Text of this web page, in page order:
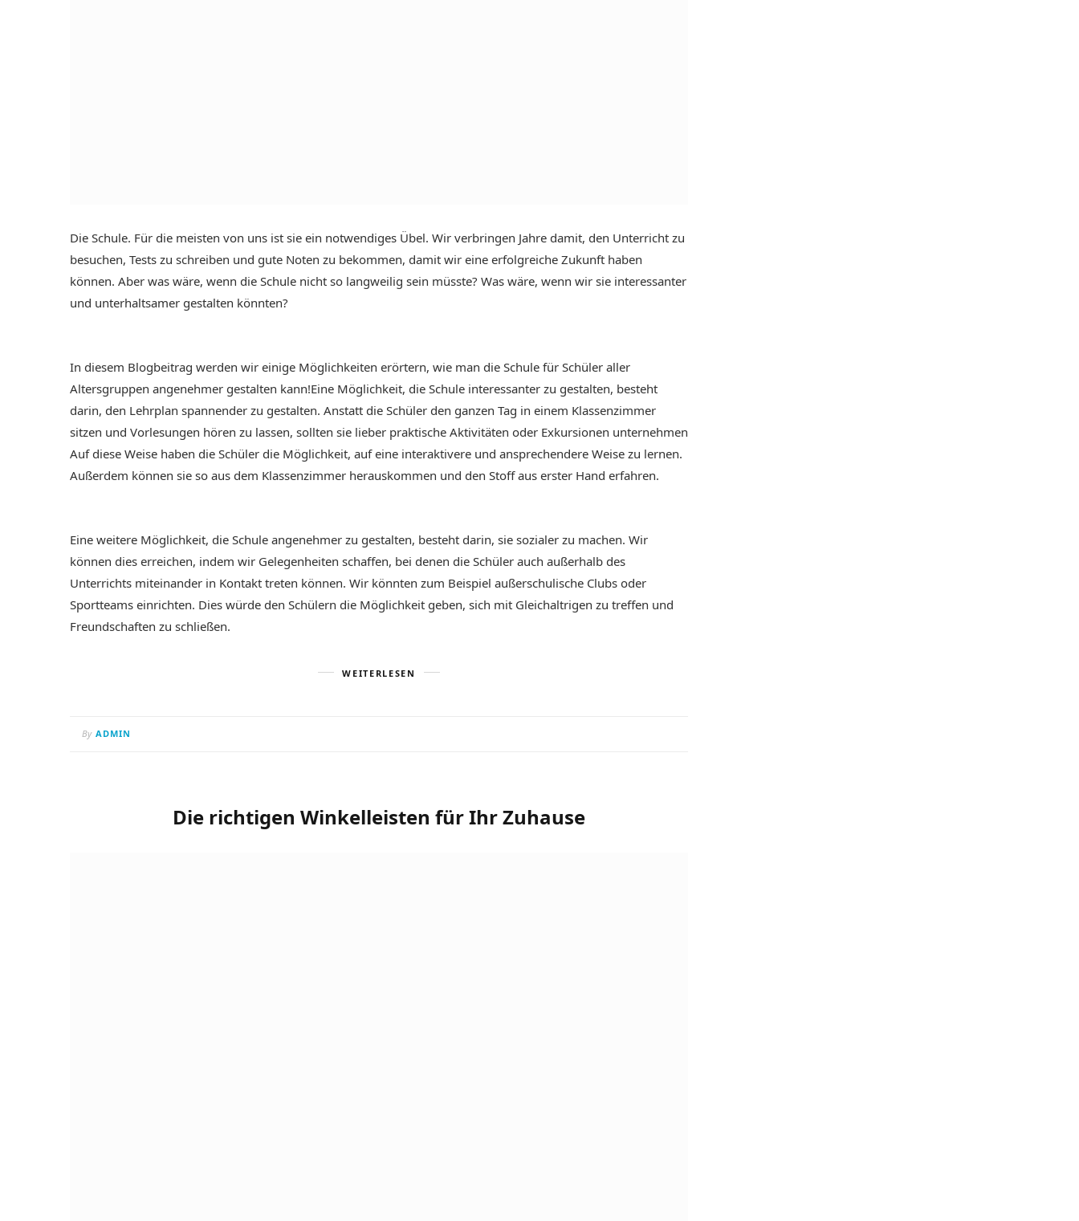
Die Schule. Für die meisten von uns ist sie ein notwendiges Übel. Wir verbringen Jahre damit, den Unterricht zu
besuchen, Tests zu schreiben und gute Noten zu bekommen, damit wir eine erfolgreiche Zukunft haben
können. Aber was wäre, wenn die Schule nicht so langweilig sein müsste? Was wäre, wenn wir sie interessanter
und unterhaltsamer gestalten könnten?
In diesem Blogbeitrag werden wir einige Möglichkeiten erörtern, wie man die Schule für Schüler aller
Altersgruppen angenehmer gestalten kann!Eine Möglichkeit, die Schule interessanter zu gestalten, besteht
darin, den Lehrplan spannender zu gestalten. Anstatt die Schüler den ganzen Tag in einem Klassenzimmer
sitzen und Vorlesungen hören zu lassen, sollten sie lieber praktische Aktivitäten oder Exkursionen unternehmen
Auf diese Weise haben die Schüler die Möglichkeit, auf eine interaktivere und ansprechendere Weise zu lernen.
Außerdem können sie so aus dem Klassenzimmer herauskommen und den Stoff aus erster Hand erfahren.
Eine weitere Möglichkeit, die Schule angenehmer zu gestalten, besteht darin, sie sozialer zu machen. Wir
können dies erreichen, indem wir Gelegenheiten schaffen, bei denen die Schüler auch außerhalb des
Unterrichts miteinander in Kontakt treten können. Wir könnten zum Beispiel außerschulische Clubs oder
Sportteams einrichten. Dies würde den Schülern die Möglichkeit geben, sich mit Gleichaltrigen zu treffen und
Freundschaften zu schließen.
WEITERLESEN
By ADMIN
Die richtigen Winkelleisten für Ihr Zuhause